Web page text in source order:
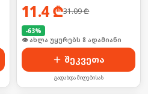
11.4₾31.09₾
-63%
🛒 ბოლო 24სთ-ში იყიდა 16-მა
შეკვეთა
გადახდა მიღებისას